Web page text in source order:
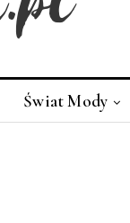
Świat Mody